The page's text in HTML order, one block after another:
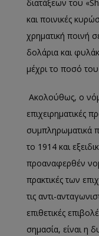
διατάξεων του
και ποινικές
χρηματική ποινή
δολάρια και
μέχρι το ποσό
Ακολούθως, ο
επιχειρηματικές
συμπληρωματικά
το 1914 και
προαναφερθέν
πρακτικές των
τις αντι-
επιθετικές
σημασία, είναι η